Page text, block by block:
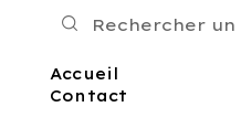
Accueil
Contact